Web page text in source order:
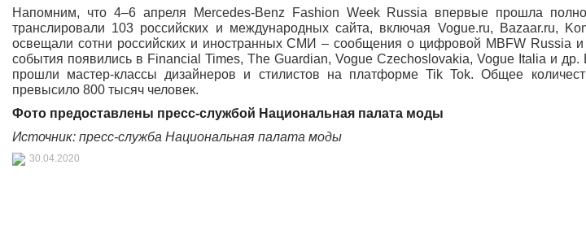
Напомним, что 4–6 апреля Mercedes-Benz Fashion Week Russia впервые прошла
транслировали 103 российских и международных сайта, включая Vogue.ru, Bazaar.ru,
освещали сотни российских и иностранных СМИ – сообщения о цифровой MBFW Russia и
события появились в Financial Times, The Guardian, Vogue Czechoslovakia, Vogue Italia и
прошли мастер-классы дизайнеров и стилистов на платформе Tik Tok. Общее
превысило 800 тысяч человек.
Фото предоставлены пресс-службой Национальная палата моды
Источник: пресс-служба Национальная палата моды
30.04.2020